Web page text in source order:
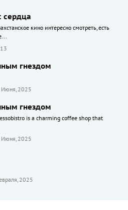
сердца
кино интересно смотреть, есть
гнездом
Июня, 2025
гнездом
is a charming coffee shop that
Июня, 2025
2025